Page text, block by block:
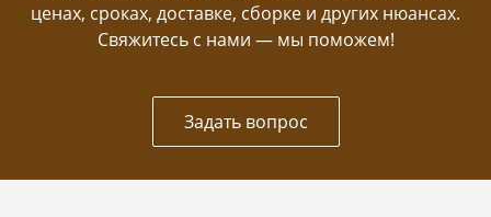
ценах, сроках, доставке, сборке и других нюансах.
Свяжитесь с нами — мы поможем!
Задать вопрос